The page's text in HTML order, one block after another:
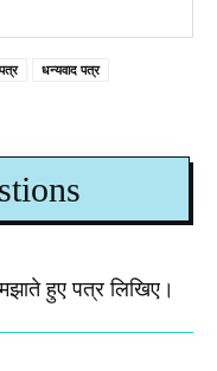
धन्यवाद पत्र
हुए पत्र लिखिए।